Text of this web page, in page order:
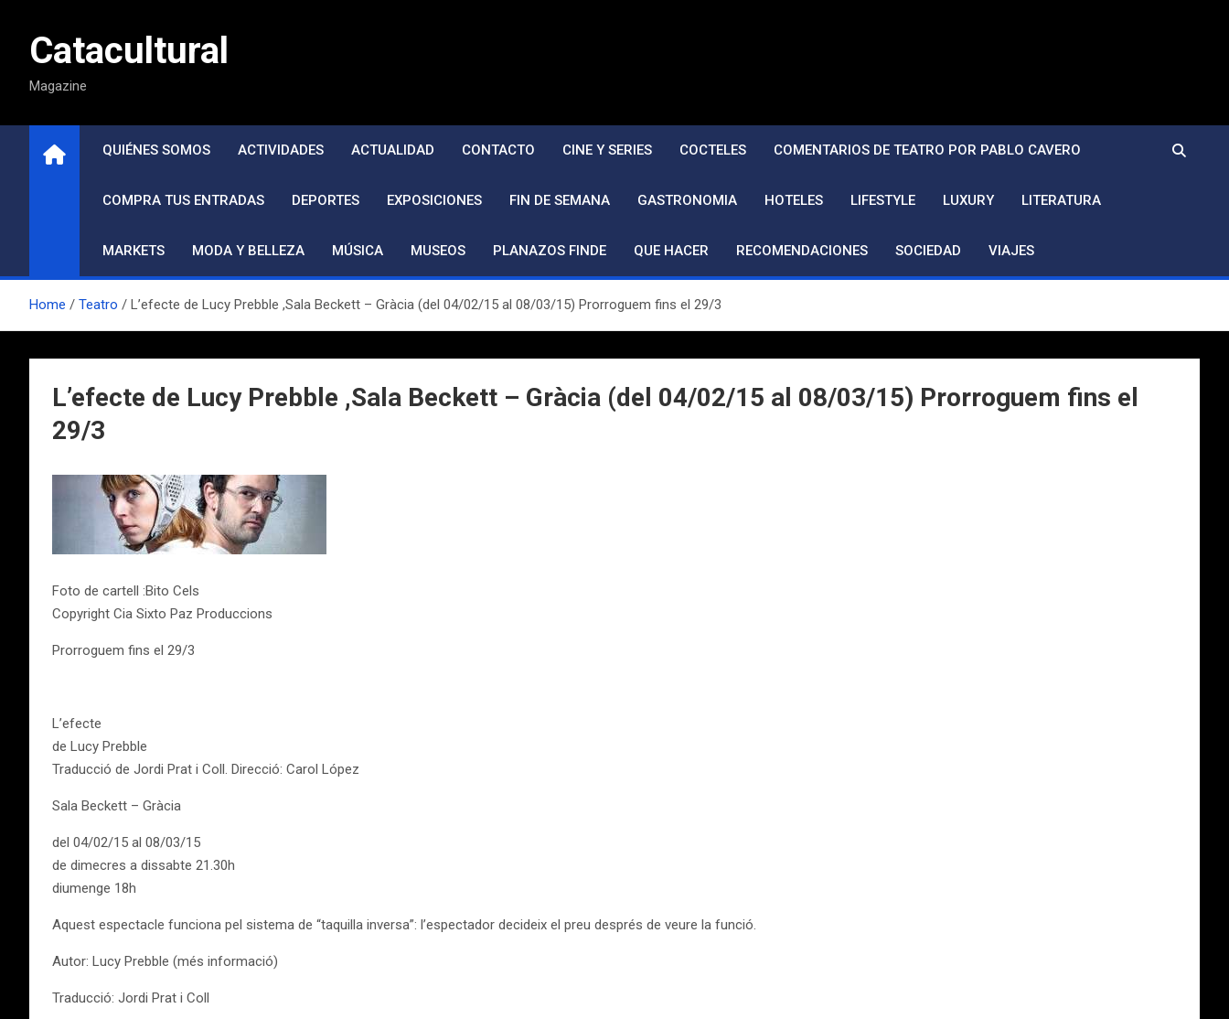
contenidoCatacultural
Magazine
QUIÉNES SOMOS ACTIVIDADES ACTUALIDAD CONTACTO CINE Y SERIES COCTELES COMENTARIOS DE TEATRO POR PABLO CAVERO
COMPRA TUS ENTRADAS DEPORTES EXPOSICIONES FIN DE SEMANA GASTRONOMIA HOTELES LIFESTYLE LUXURY LITERATURA
MARKETS MODA Y BELLEZA MÚSICA MUSEOS PLANAZOS FINDE QUE HACER RECOMENDACIONES SOCIEDAD VIAJES
Home Teatro L’efecte de Lucy Prebble ,Sala Beckett – Gràcia (del 04/02/15 al 08/03/15) Prorroguem fins el 29/3
L’efecte de Lucy Prebble ,Sala Beckett – Gràcia (del 04/02/15 al 08/03/15) Prorroguem fins el
29/3
Foto de cartell :Bito Cels
Copyright Cia Sixto Paz Produccions
Prorroguem fins el 29/3
L’efecte
de Lucy Prebble
Traducció de Jordi Prat i Coll. Direcció: Carol López
Sala Beckett – Gràcia
del 04/02/15 al 08/03/15
de dimecres a dissabte 21.30h
diumenge 18h
Aquest espectacle funciona pel sistema de “taquilla inversa”: l’espectador decideix el preu després de veure la funció.
Autor: Lucy Prebble (més informació)
Traducció: Jordi Prat i Coll